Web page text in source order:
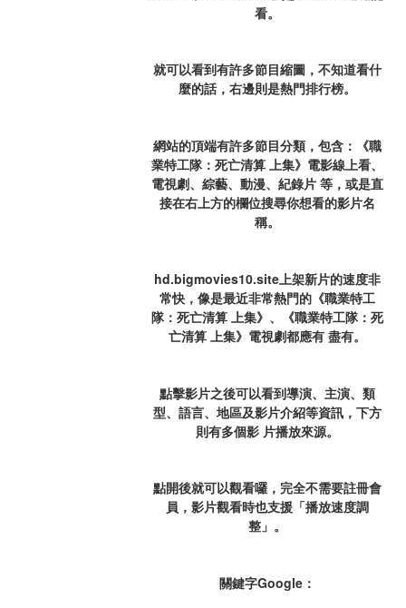
看。
就可以看到有許多節目縮圖，不知道看什
麼的話，右邊則是熱門排行榜。
網站的頂端有許多節目分類，包含：《職
業特工隊：死亡清算 上集》電影線上看、
電視劇、綜藝、動漫、紀錄片 等，或是直
接在右上方的欄位搜尋你想看的影片名
稱。
hd.bigmovies10.site上架新片的速度非
常快，像是最近非常熱門的《職業特工
隊：死亡清算 上集》、《職業特工隊：死
亡清算 上集》電視劇都應有 盡有。
點擊影片之後可以看到導演、主演、類
型、語言、地區及影片介紹等資訊，下方
則有多個影 片播放來源。
點開後就可以觀看囉，完全不需要註冊會
員，影片觀看時也支援「播放速度調
整」。
關鍵字Google：